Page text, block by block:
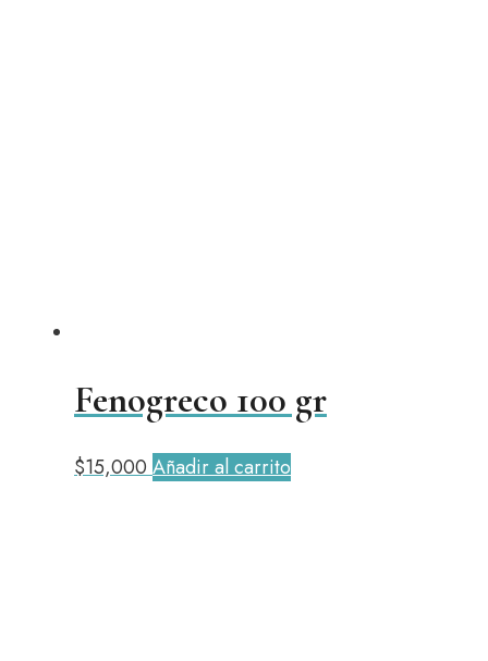
Fenogreco 100 gr
$15,000 Añadir al carrito